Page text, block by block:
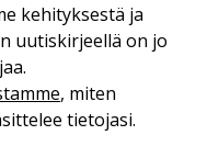
kehityksestä ja
uutiskirjeellä on jo
, miten
tietojasi.